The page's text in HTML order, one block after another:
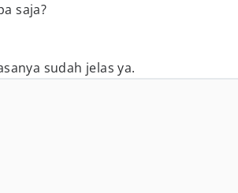
saja?
sudah jelas ya.